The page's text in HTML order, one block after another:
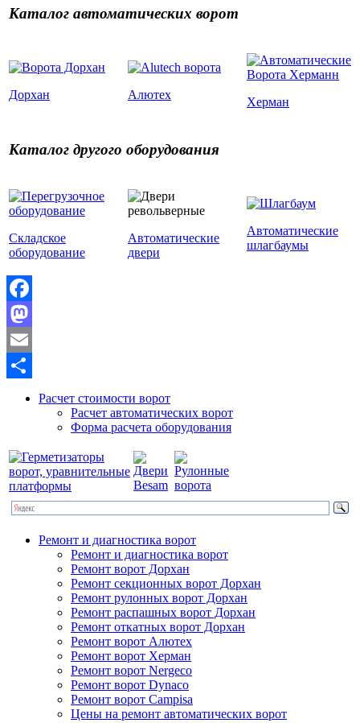
Каталог автоматических ворот
Дорхан Алютех
Херман
Каталог другого оборудования
Складское
оборудование
Автоматические
двери
Автоматические
шлагбаумы
Facebook
Mastodon
Email
Отправить
Расчет стоимости ворот
Расчет автоматических ворот
Форма расчета оборудования
Ремонт и диагностика ворот
Ремонт и диагностика ворот
Ремонт ворот Дорхан
Ремонт секционных ворот Дорхан
Ремонт рулонных ворот Дорхан
Ремонт распашных ворот Дорхан
Ремонт откатных ворот Дорхан
Ремонт ворот Алютех
Ремонт ворот Херман
Ремонт ворот Nergeco
Ремонт ворот Dynaco
Ремонт ворот Campisa
Цены на ремонт автоматических ворот